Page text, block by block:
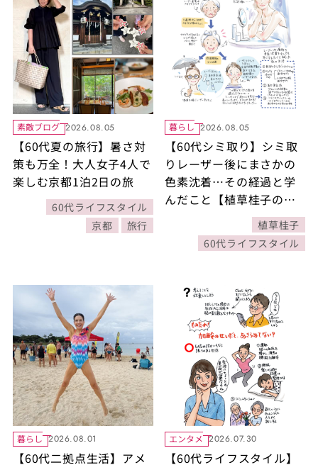
素敵ブログ 2026.08.05
【60代夏の旅行】暑さ対
策も万全！大人女子4人で
楽しむ京都1泊2日の旅
60代ライフスタイル
京都
旅行
暮らし 2026.08.05
【60代シミ取り】シミ取
りレーザー後にまさかの
色素沈着…その経過と学
んだこと【植草桂子の気
分だけでも大人修行】
植草桂子
60代ライフスタイル
暮らし 2026.08.01
【60代二拠点生活】アメ
エンタメ 2026.07.30
【60代ライフスタイル】